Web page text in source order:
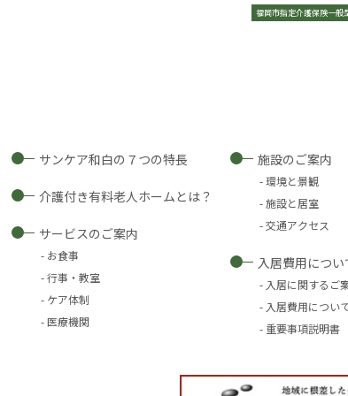
福岡市指定介護保険一般
サンケア和白の７つの特長
介護付き有料老人ホームとは？
サービスのご案内
お食事
行事・教室
ケア体制
医療機関
施設のご案内
環境と景観
施設と居室
交通アクセス
入居費用につい
入居に関するご
入居費用につい
重要事項説明書